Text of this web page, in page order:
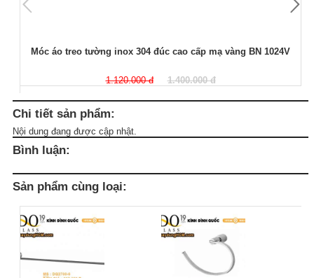
Móc áo treo tường inox 304 đúc cao cấp mạ vàng BN 1024V
1.120.000 đ 1.400.000 đ
Chi tiết sản phẩm:
Nội dung đang được cập nhật.
Bình luận:
Sản phẩm cùng loại: